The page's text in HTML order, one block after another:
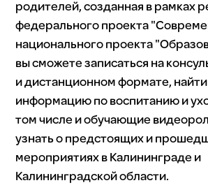
родителей, созданная в рамках
федерального проекта
национального проекта
вы сможете записаться на
и дистанционном формате,
информацию по воспитанию и
том числе и обучающие
узнать о предстоящих и
мероприятиях в Калининграде и
Калининградской области.